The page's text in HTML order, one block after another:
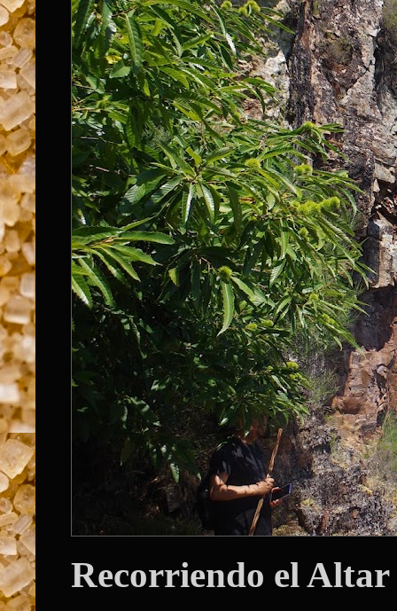
Recorriendo el Altar